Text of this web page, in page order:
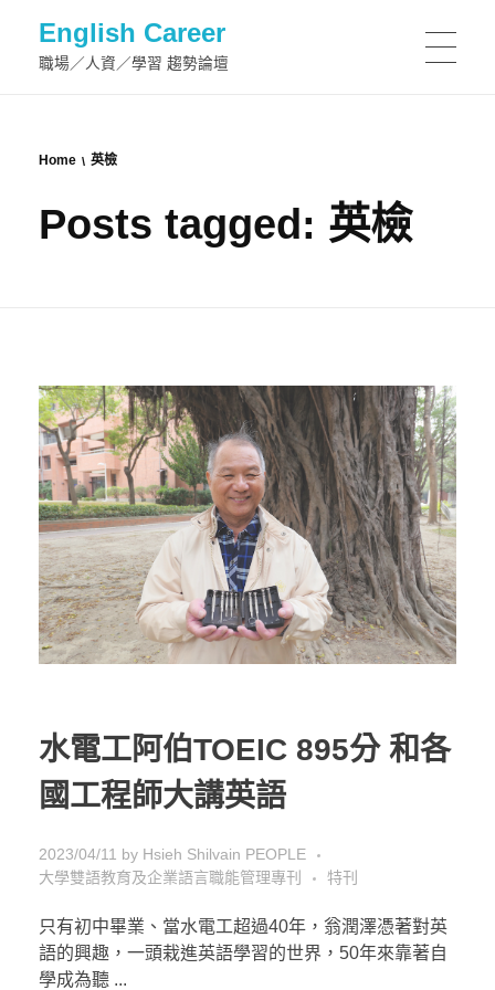
English Career
職場／人資／學習 趨勢論壇
Home 英檢
Posts tagged: 英檢
水電工阿伯TOEIC 895分 和各
國工程師大講英語
2023/04/11 by Hsieh Shilvain PEOPLE
大學雙語教育及企業語言職能管理專刊
特刊
只有初中畢業、當水電工超過40年，翁潤澤憑著對英
語的興趣，一頭栽進英語學習的世界，50年來靠著自
學成為聽 ...